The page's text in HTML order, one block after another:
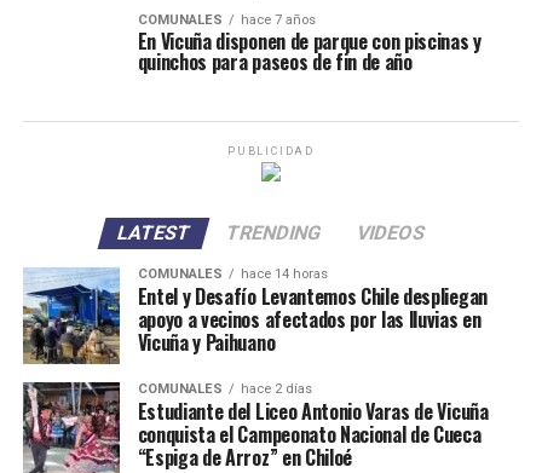
COMUNALES hace 7 años
En Vicuña disponen de parque con piscinas y
quinchos para paseos de fin de año
PUBLICIDAD
LATEST TRENDING VIDEOS
COMUNALES hace 14 horas
Entel y Desafío Levantemos Chile despliegan
apoyo a vecinos afectados por las lluvias en
Vicuña y Paihuano
COMUNALES hace 2 días
Estudiante del Liceo Antonio Varas de Vicuña
conquista el Campeonato Nacional de Cueca
“Espiga de Arroz” en Chiloé